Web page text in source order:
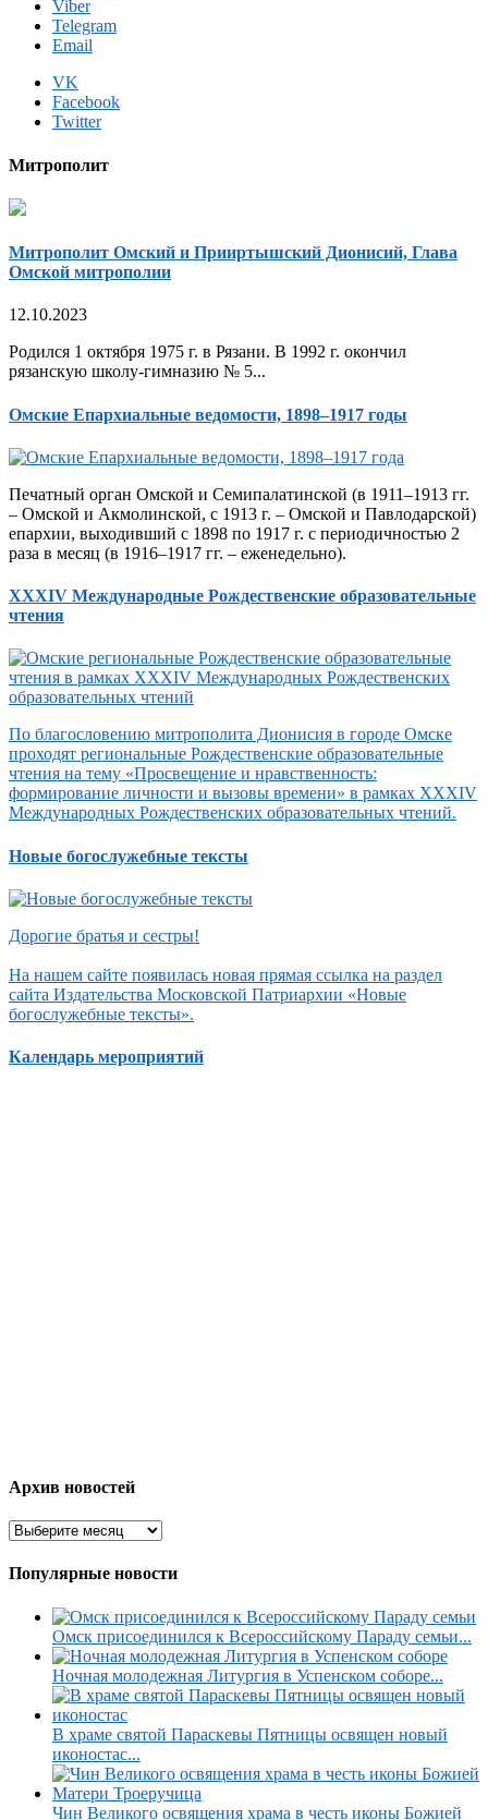
Viber
Telegram
Email
VK
Facebook
Twitter
Митрополит
Митрополит Омский и Прииртышский Дионисий, Глава
Омской митрополии
12.10.2023
Родился 1 октября 1975 г. в Рязани. В 1992 г. окончил
рязанскую школу-гимназию № 5...
Омские Епархиальные ведомости, 1898–1917 годы
Печатный орган Омской и Семипалатинской (в 1911–1913 гг.
– Омской и Акмолинской, с 1913 г. – Омской и Павлодарской)
епархии, выходивший с 1898 по 1917 г. с периодичностью 2
раза в месяц (в 1916–1917 гг. – еженедельно).
XXXIV Международные Рождественские образовательные
чтения
По благословению митрополита Дионисия в городе Омске
проходят региональные Рождественские образовательные
чтения на тему «Просвещение и нравственность:
формирование личности и вызовы времени» в рамках XXXIV
Международных Рождественских образовательных чтений.
Новые богослужебные тексты
Дорогие братья и сестры!
На нашем сайте появилась новая прямая ссылка на раздел
сайта Издательства Московской Патриархии «Новые
богослужебные тексты».
Календарь мероприятий
Архив новостей
Популярные новости
Омск присоединился к Всероссийскому Параду семьи...
Ночная молодежная Литургия в Успенском соборе...
В храме святой Параскевы Пятницы освящен новый
иконостас...
Чин Великого освящения храма в честь иконы Божией